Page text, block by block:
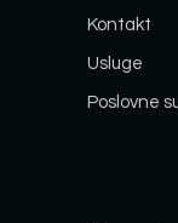
Kontakt
Usluge
Poslovne